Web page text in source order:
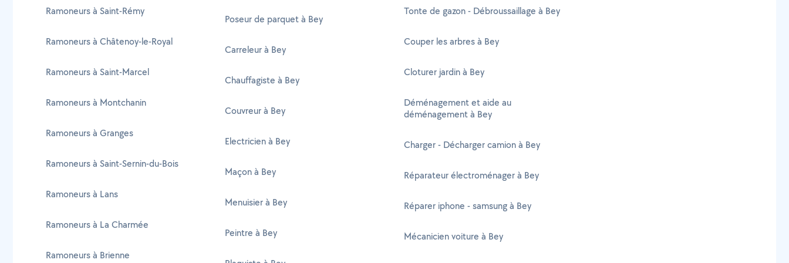
Ramoneurs à Saint-Rémy
Ramoneurs à Châtenoy-le-Royal
Ramoneurs à Saint-Marcel
Ramoneurs à Montchanin
Ramoneurs à Granges
Ramoneurs à Saint-Sernin-du-Bois
Ramoneurs à Lans
Ramoneurs à La Charmée
Ramoneurs à Brienne
Poseur de parquet à Bey
Carreleur à Bey
Chauffagiste à Bey
Couvreur à Bey
Electricien à Bey
Maçon à Bey
Menuisier à Bey
Peintre à Bey
Tonte de gazon - Débroussaillage à Bey
Couper les arbres à Bey
Cloturer jardin à Bey
Déménagement et aide au
déménagement à Bey
Charger - Décharger camion à Bey
Réparateur électroménager à Bey
Réparer iphone - samsung à Bey
Mécanicien voiture à Bey